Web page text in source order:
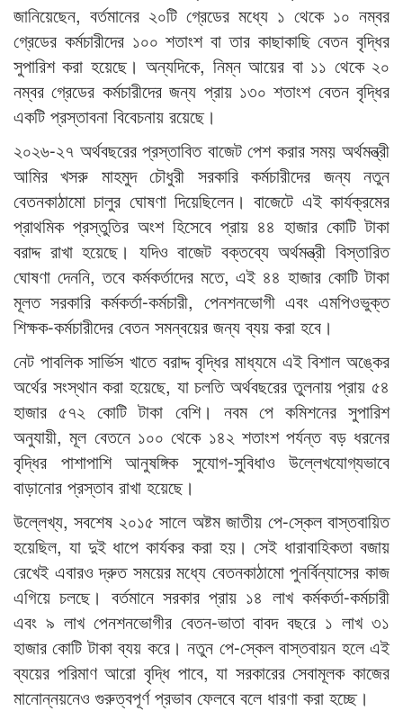
জানিয়েছেন, বর্তমানের ২০টি গ্রেডের মধ্যে ১ থেকে ১০ নম্বর
গ্রেডের কর্মচারীদের ১০০ শতাংশ বা তার কাছাকাছি বেতন বৃদ্ধির
সুপারিশ করা হয়েছে। অন্যদিকে, নিম্ন আয়ের বা ১১ থেকে ২০
নম্বর গ্রেডের কর্মচারীদের জন্য প্রায় ১৩০ শতাংশ বেতন বৃদ্ধির
একটি প্রস্তাবনা বিবেচনায় রয়েছে।
২০২৬-২৭ অর্থবছরের প্রস্তাবিত বাজেট পেশ করার সময় অর্থমন্ত্রী
আমির খসরু মাহমুদ চৌধুরী সরকারি কর্মচারীদের জন্য নতুন
বেতনকাঠামো চালুর ঘোষণা দিয়েছিলেন। বাজেটে এই কার্যক্রমের
প্রাথমিক প্রস্তুতির অংশ হিসেবে প্রায় ৪৪ হাজার কোটি টাকা
বরাদ্দ রাখা হয়েছে। যদিও বাজেট বক্তব্যে অর্থমন্ত্রী বিস্তারিত
ঘোষণা দেননি, তবে কর্মকর্তাদের মতে, এই ৪৪ হাজার কোটি টাকা
মূলত সরকারি কর্মকর্তা-কর্মচারী, পেনশনভোগী এবং এমপিওভুক্ত
শিক্ষক-কর্মচারীদের বেতন সমন্বয়ের জন্য ব্যয় করা হবে।
নেট পাবলিক সার্ভিস খাতে বরাদ্দ বৃদ্ধির মাধ্যমে এই বিশাল অঙ্কের
অর্থের সংস্থান করা হয়েছে, যা চলতি অর্থবছরের তুলনায় প্রায় ৫৪
হাজার ৫৭২ কোটি টাকা বেশি। নবম পে কমিশনের সুপারিশ
অনুযায়ী, মূল বেতনে ১০০ থেকে ১৪২ শতাংশ পর্যন্ত বড় ধরনের
বৃদ্ধির পাশাপাশি আনুষঙ্গিক সুযোগ-সুবিধাও উল্লেখযোগ্যভাবে
বাড়ানোর প্রস্তাব রাখা হয়েছে।
উল্লেখ্য, সবশেষ ২০১৫ সালে অষ্টম জাতীয় পে-স্কেল বাস্তবায়িত
হয়েছিল, যা দুই ধাপে কার্যকর করা হয়। সেই ধারাবাহিকতা বজায়
রেখেই এবারও দ্রুত সময়ের মধ্যে বেতনকাঠামো পুনর্বিন্যাসের কাজ
এগিয়ে চলছে। বর্তমানে সরকার প্রায় ১৪ লাখ কর্মকর্তা-কর্মচারী
এবং ৯ লাখ পেনশনভোগীর বেতন-ভাতা বাবদ বছরে ১ লাখ ৩১
হাজার কোটি টাকা ব্যয় করে। নতুন পে-স্কেল বাস্তবায়ন হলে এই
ব্যয়ের পরিমাণ আরো বৃদ্ধি পাবে, যা সরকারের সেবামূলক কাজের
মানোন্নয়নেও গুরুত্বপূর্ণ প্রভাব ফেলবে বলে ধারণা করা হচ্ছে।